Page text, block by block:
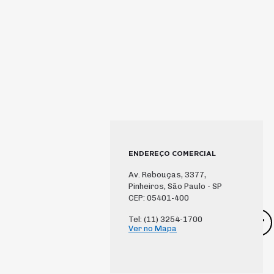
ENDEREÇO COMERCIAL
Av. Rebouças, 3377,
Pinheiros, São Paulo - SP
CEP: 05401-400
Tel: (11) 3254-1700
Ver no Mapa